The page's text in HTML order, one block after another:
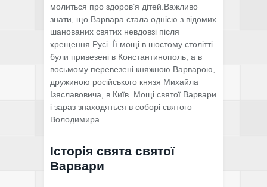
молиться про здоров’я дітей.Важливо
знати, що Варвара стала однією з відомих
шанованих святих невдовзі після
хрещення Русі. Її мощі в шостому столітті
були привезені в Константинополь, а в
восьмому перевезені княжною Варварою,
дружиною російського князя Михайла
Ізяславовича, в Київ. Мощі святої Варвари
і зараз знаходяться в соборі святого
Володимира
Історія свята святої
Варвари